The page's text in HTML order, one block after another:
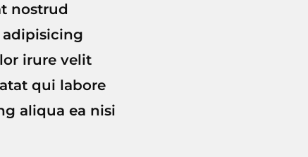
nostrud
irure velit
qui labore
aliqua ea nisi